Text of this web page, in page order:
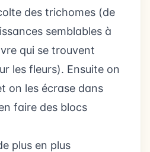
des trichomes (de
semblables à
qui se trouvent
les fleurs). Ensuite on
on les écrase dans
faire des blocs
plus en plus